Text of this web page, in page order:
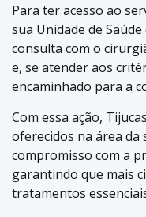
Para ter acesso ao
sua Unidade de
consulta com o
e, se atender aos
encaminhado para a
Com essa ação,
oferecidos na área da
compromisso com a
garantindo que mais
tratamentos